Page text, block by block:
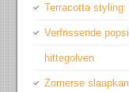
Terracotta
Verfrissende
hittegolven
Zomerse